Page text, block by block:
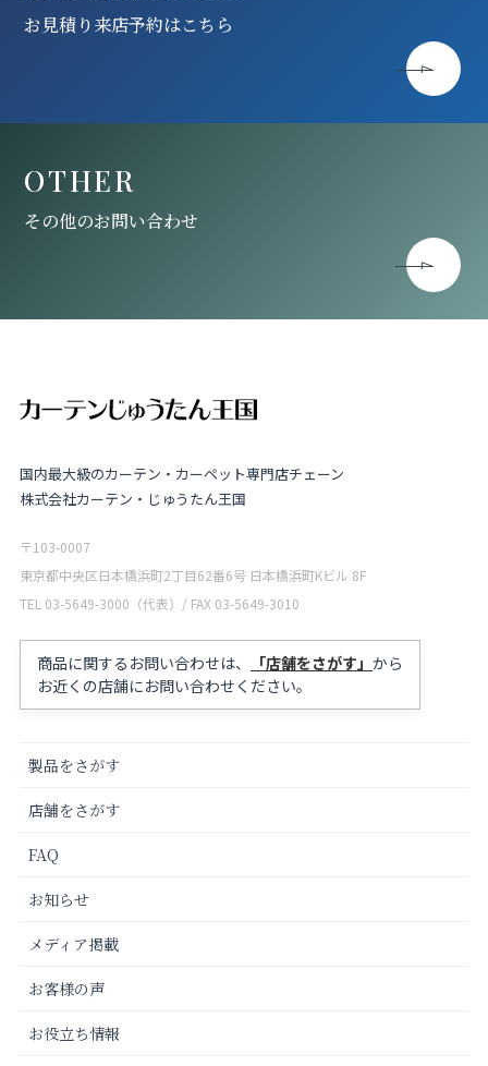
お見積り来店予約はこちら
OTHER
その他のお問い合わせ
国内最大級のカーテン・カーペット専門店チェーン
株式会社カーテン・じゅうたん王国
〒103-0007
東京都中央区日本橋浜町2丁目62番6号 日本橋浜町Kビル 8F
TEL 03-5649-3000（代表）/ FAX 03-5649-3010
商品に関するお問い合わせは、 「店舗をさがす」 から
お近くの店舗にお問い合わせください。
製品をさがす
店舗をさがす
FAQ
お知らせ
メディア掲載
お客様の声
お役立ち情報